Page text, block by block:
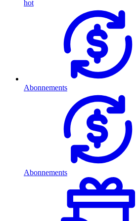
hot
Abonnements
Abonnements